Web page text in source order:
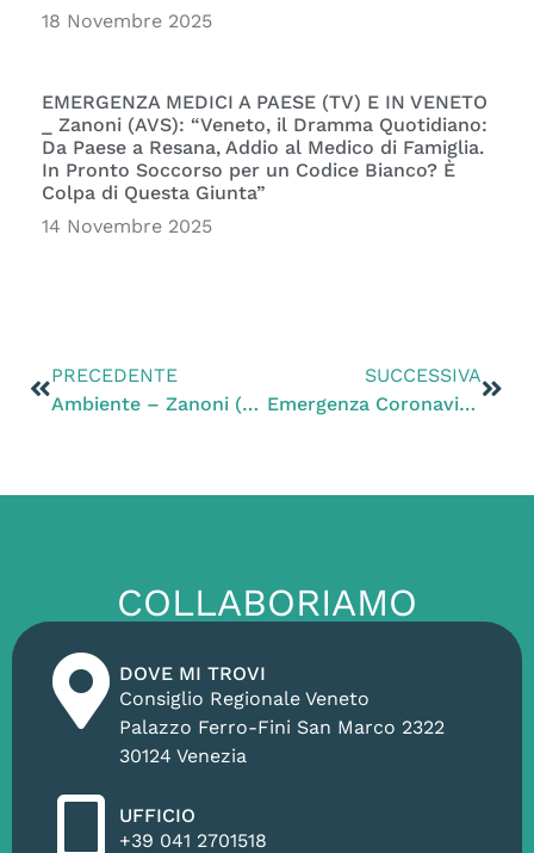
18 Novembre 2025
EMERGENZA MEDICI A PAESE (TV) E IN VENETO
_ Zanoni (AVS): “Veneto, il Dramma Quotidiano:
Da Paese a Resana, Addio al Medico di Famiglia.
In Pronto Soccorso per un Codice Bianco? È
Colpa di Questa Giunta”
14 Novembre 2025
PRECEDENTE
Ambiente – Zanoni (PD): “Rifiuti da demolizione abbandonati in aperta campagna: neanche l’emergenza coronavirus ferma certi delinquenti”
SUCCESSIVA
Emergenza Coronavirus – Gruppo PD: “Aiuti alle scuole paritarie. Il Governo c’è, ora la Regione si attivi per una rapida distribuzione”
COLLABORIAMO
DOVE MI TROVI
Consiglio Regionale Veneto
Palazzo Ferro-Fini San Marco 2322
30124 Venezia
UFFICIO
+39 041 2701518